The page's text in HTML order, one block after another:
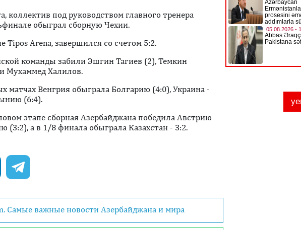
коллектив под руководством главного тренера
обыграл сборную Чехии.
Tipos Arena, завершился со счетом 5:2.
команды забили Эшгин Тагиев (2), Темкин
Мухаммед Халилов.
матчах Венгрия обыграла Болгарию (4:0), Украина -
(6:4).
этапе сборная Азербайджана победила Австрию
(3:2), а в 1/8 финала обыграла Казахстан - 3:2.
Самые важные новости Азербайджана и мира